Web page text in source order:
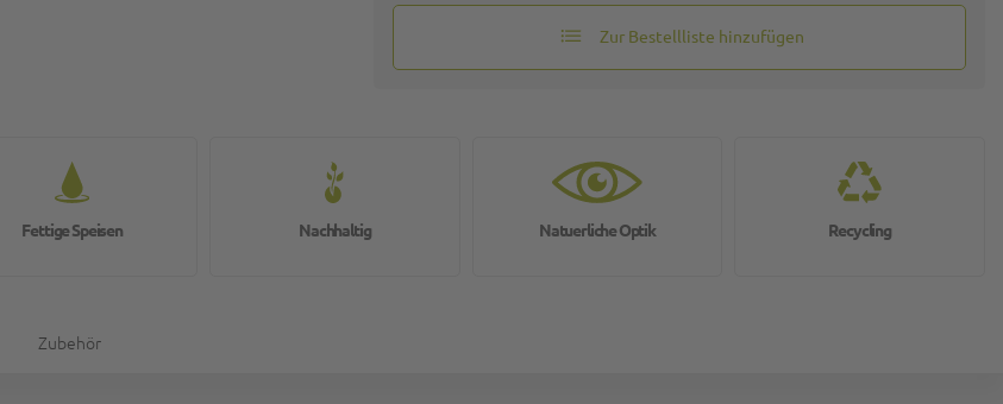
Zur Bestellliste hinzufügen
Fettige Speisen Nachhaltig Natuerliche Optik Recycling
Zubehör